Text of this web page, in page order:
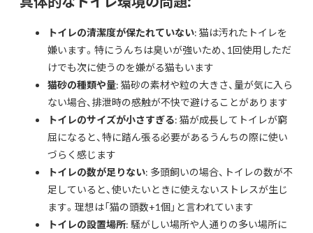
トイレの清潔度が保たれていない: 猫は汚れたトイレを
嫌います。特にうんちは臭いが強いため、1回使用しただ
けでも次に使うのを嫌がる猫もいます
猫砂の種類や量: 猫砂の素材や粒の大きさ、量が気に入ら
ない場合、排泄時の感触が不快で避けることがあります
トイレのサイズが小さすぎる: 猫が成長してトイレが窮
屈になると、特に踏ん張る必要があるうんちの際に使い
づらく感じます
トイレの数が足りない: 多頭飼いの場合、トイレの数が不
足していると、使いたいときに使えないストレスが生じ
ます。理想は「猫の頭数+1個」と言われています
トイレの設置場所: 騒がしい場所や人通りの多い場所に